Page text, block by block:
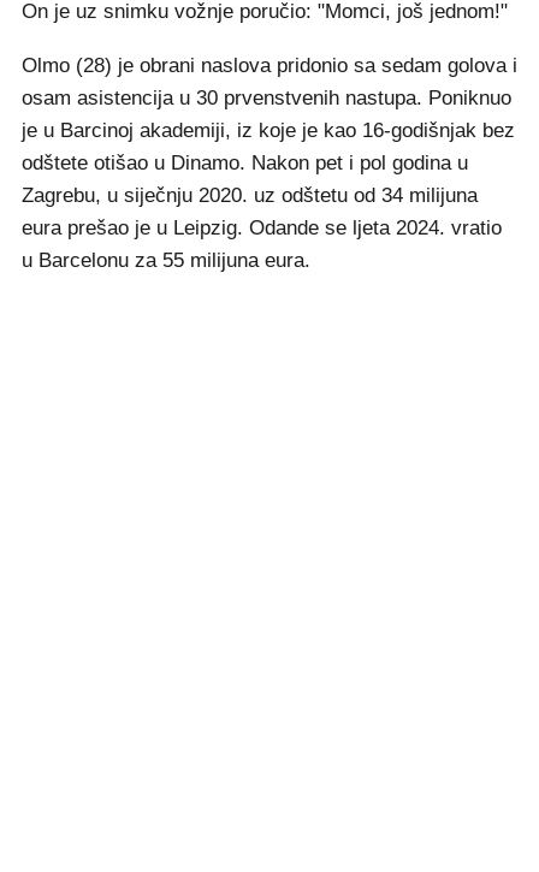
On je uz snimku vožnje poručio: "Momci, još jednom!"
Olmo (28) je obrani naslova pridonio sa sedam golova i
osam asistencija u 30 prvenstvenih nastupa. Poniknuo
je u Barcinoj akademiji, iz koje je kao 16-godišnjak bez
odštete otišao u Dinamo. Nakon pet i pol godina u
Zagrebu, u siječnju 2020. uz odštetu od 34 milijuna
eura prešao je u Leipzig. Odande se ljeta 2024. vratio
u Barcelonu za 55 milijuna eura.